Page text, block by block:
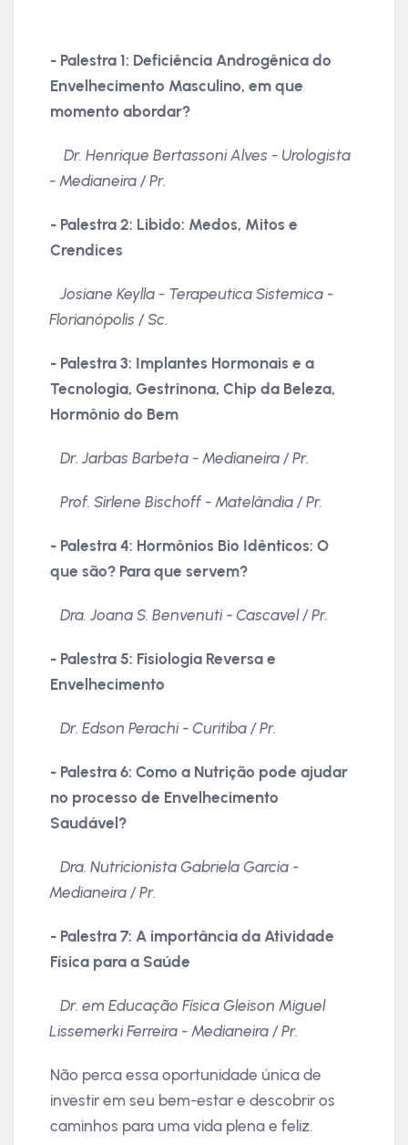
- Palestra 1: Deficiência Androgênica do
Envelhecimento Masculino, em que
momento abordar?
Dr. Henrique Bertassoni Alves - Urologista
- Medianeira / Pr.
- Palestra 2: Libido: Medos, Mitos e
Crendices
Josiane Keylla - Terapeutica Sistemica -
Florianópolis / Sc.
- Palestra 3: Implantes Hormonais e a
Tecnologia, Gestrinona, Chip da Beleza,
Hormônio do Bem
Dr. Jarbas Barbeta - Medianeira / Pr.
Prof. Sirlene Bischoff - Matelândia / Pr.
- Palestra 4: Hormônios Bio Idênticos: O
que são? Para que servem?
Dra. Joana S. Benvenuti - Cascavel / Pr.
- Palestra 5: Fisiologia Reversa e
Envelhecimento
Dr. Edson Perachi - Curitiba / Pr.
- Palestra 6: Como a Nutrição pode ajudar
no processo de Envelhecimento
Saudável?
Dra. Nutricionista Gabriela Garcia -
Medianeira / Pr.
- Palestra 7: A importância da Atividade
Física para a Saúde
Dr. em Educação Física Gleison Miguel
Lissemerki Ferreira - Medianeira / Pr.
Não perca essa oportunidade única de
investir em seu bem-estar e descobrir os
caminhos para uma vida plena e feliz.